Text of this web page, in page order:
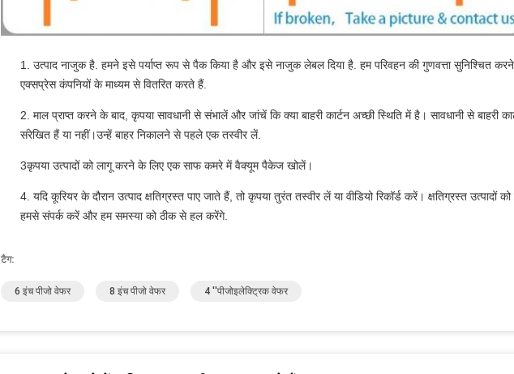
1. उत्पाद नाजुक है. हमने इसे पर्याप्त रूप से पैक किया है और इसे नाजुक लेबल दिया है. हम परिवहन की गुणवत्ता सुनिश्चित
एक्सप्रेस कंपनियों के माध्यम से वितरित करते हैं.
2. माल प्राप्त करने के बाद, कृपया सावधानी से संभालें और जांचें कि क्या बाहरी कार्टन अच्छी स्थिति में है। सावधानी से बाहरी
संरेखित हैं या नहीं।उन्हें बाहर निकालने से पहले एक तस्वीर लें.
3कृपया उत्पादों को लागू करने के लिए एक साफ कमरे में वैक्यूम पैकेज खोलें।
4. यदि कूरियर के दौरान उत्पाद क्षतिग्रस्त पाए जाते हैं, तो कृपया तुरंत तस्वीर लें या वीडियो रिकॉर्ड करें। क्षतिग्रस्त उत्पादों
हमसे संपर्क करें और हम समस्या को ठीक से हल करेंगे.
टैग:
6 इंच पीजो वेफर 8 इंच पीजो वेफर 4 ''पीजोइलेक्ट्रिक वेफर